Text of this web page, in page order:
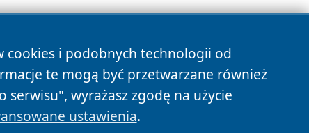
cookies i podobnych technologii od
te mogą być przetwarzane również
wyrażasz zgodę na użycie
ustawienia.